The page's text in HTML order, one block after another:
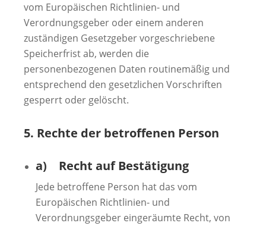
vom Europäischen Richtlinien- und
Verordnungsgeber oder einem anderen
zuständigen Gesetzgeber vorgeschriebene
Speicherfrist ab, werden die
personenbezogenen Daten routinemäßig und
entsprechend den gesetzlichen Vorschriften
gesperrt oder gelöscht.
5. Rechte der betroffenen Person
a) Recht auf Bestätigung
Jede betroffene Person hat das vom
Europäischen Richtlinien- und
Verordnungsgeber eingeräumte Recht, von